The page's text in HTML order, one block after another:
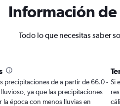
Información
Todo lo que necesitas saber
precipitaciones de a partir de 66.0 -
lluvioso, ya que las precipitaciones
época con menos lluvias en
Si